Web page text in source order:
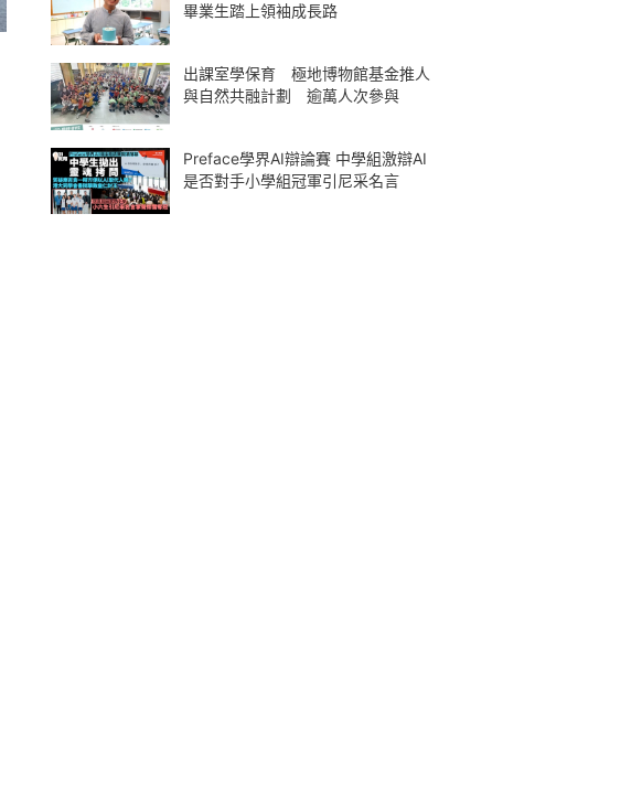
畢業生踏上領袖成長路
出課室學保育 極地博物館基金推人
與自然共融計劃 逾萬人次參與
Preface學界AI辯論賽 中學組激辯AI
是否對手小學組冠軍引尼采名言